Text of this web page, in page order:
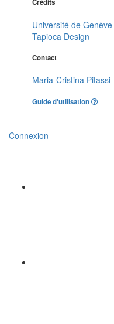
Crédits
Université de Genève
Tapioca Design
Contact
Maria-Cristina Pitassi
Guide d'utilisation
Connexion